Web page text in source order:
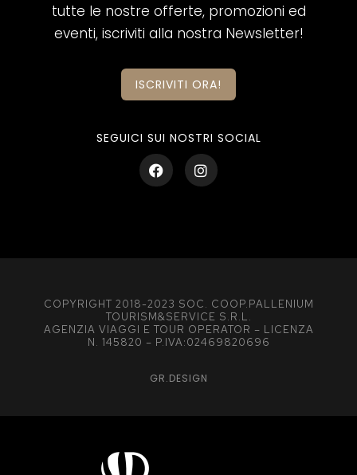
tutte le nostre offerte, promozioni ed
eventi, iscriviti alla nostra Newsletter!
ISCRIVITI ORA!
SEGUICI SUI NOSTRI SOCIAL
COPYRIGHT 2018-2023 SOC. COOP.PALLENIUM
TOURISM&SERVICE S.R.L.
AGENZIA VIAGGI E TOUR OPERATOR – LICENZA
N. 145820 – P.IVA:02469820696
GR.DESIGN